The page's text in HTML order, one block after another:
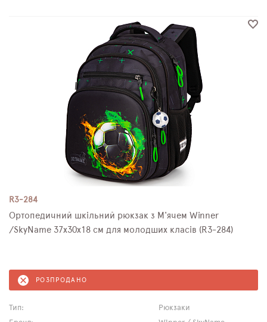
R3-284
Ортопедичний шкільний рюкзак з М'ячем Winner
/SkyName 37х30х18 см для молодших класів (R3-284)
РОЗПРОДАНО
Тип:
Рюкзаки